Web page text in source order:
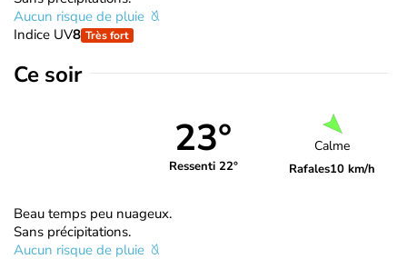
Aucun risque de pluie
Indice UV8 Très fort
Ce soir
23°
Ressenti 22°
Calme
Rafales10 km/h
Beau temps peu nuageux.
Sans précipitations.
Aucun risque de pluie